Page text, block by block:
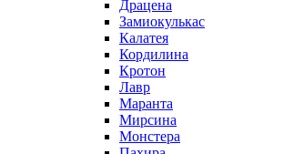
Драцена
Замиокулькас
Калатея
Кордилина
Кротон
Лавр
Маранта
Мирсина
Монстера